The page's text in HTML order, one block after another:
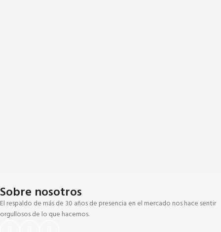
Sobre nosotros
El respaldo de más de 30 años de presencia en el mercado nos hace sentir
orgullosos de lo que hacemos.